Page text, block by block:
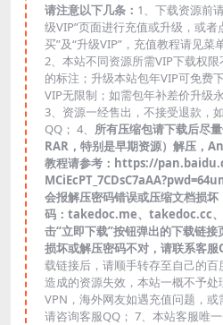
请注意以下几条： 1、下载资源前
级VIP”页面进行充值或升级，或者
买”及“升级VIP”，充值教程请见菜
2、本站不同资源所需VIP下载权
的标注；升级本站包年VIP可免费
VIP无限制；如需包年补差价升级
3、资源一经售出，不接受退款，
QQ； 4、 所有压缩包请下载后尽
RAR，特别是早期资源）解压，
教程请参考：https://
会报解压密码错误或压缩文档损
码：takedoc.me、takedoc.cc
击“立即下载”按钮弹出的下载链
损坏或解压密码不对，请联系客服
载链接后，请顺手转存至自己的
造成的资源失效，本站一概不予
VPN，海外网友如遇充值问题，或
请咨询客服QQ； 7、本站客服唯